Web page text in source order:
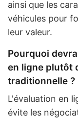
ainsi que les
véhicules pour
leur valeur.
Pourquoi
en ligne plutôt
traditionnelle ?
L'évaluation en
évite les